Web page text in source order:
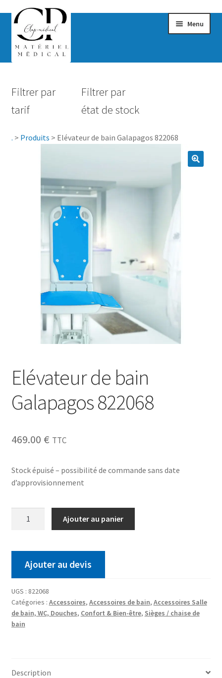
Menu
Hygiène
Rééducation
Accessoires Salle de bain
Vêtements & Chaussures
Filtrer par
tarif
Filtrer par
état de stock
. > Produits > Elévateur de bain Galapagos 822068
Elévateur de bain
Galapagos 822068
469.00 € TTC
Stock épuisé – possibilité de commande sans date
d’approvisionnement
Ajouter au panier
Ajouter au devis
UGS : 822068
Catégories : Accessoires, Accessoires de bain, Accessoires Salle
de bain, WC, Douches, Confort & Bien-être, Sièges / chaise de
bain
Description